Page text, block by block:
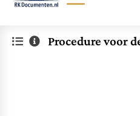
DocumentenProcedure voor